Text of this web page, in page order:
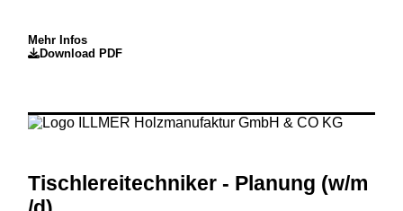
Mehr Infos
Download PDF
Tischlereitechniker - Planung (w/m